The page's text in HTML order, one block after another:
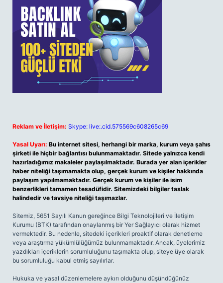
Reklam ve İletişim: Skype: live:.cid.575569c608265c69
Yasal Uyarı: Bu internet sitesi, herhangi bir marka, kurum veya şahıs
şirketi ile hiçbir bağlantısı bulunmamaktadır. Sitede yalnızca kendi
hazırladığımız makaleler paylaşılmaktadır. Burada yer alan içerikler
haber niteliği taşımamakta olup, gerçek kurum ve kişiler hakkında
paylaşım yapılmamaktadır. Gerçek kurum ve kişiler ile isim
benzerlikleri tamamen tesadüfidir. Sitemizdeki bilgiler taslak
halindedir ve tavsiye niteliği taşımazlar.
Sitemiz, 5651 Sayılı Kanun gereğince Bilgi Teknolojileri ve İletişim
Kurumu (BTK) tarafından onaylanmış bir Yer Sağlayıcı olarak hizmet
vermektedir. Bu nedenle, sitedeki içerikleri proaktif olarak denetleme
veya araştırma yükümlülüğümüz bulunmamaktadır. Ancak, üyelerimiz
yazdıkları içeriklerin sorumluluğunu taşımakta olup, siteye üye olarak
bu sorumluluğu kabul etmiş sayılırlar.
Hukuka ve yasal düzenlemelere aykırı olduğunu düşündüğünüz